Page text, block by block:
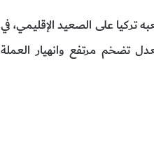
تركيا على الصعيد الإقليمي، في
تضخم مرتفع وانهيار العملة